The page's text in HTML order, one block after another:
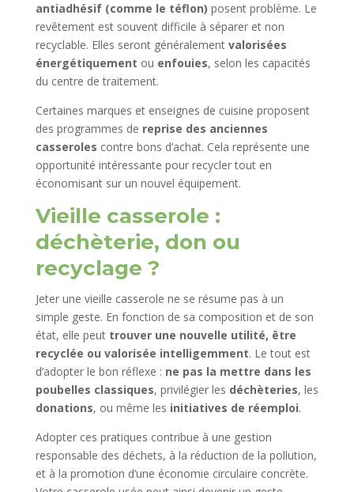
antiadhésif (comme le téflon) posent problème. Le
revêtement est souvent difficile à séparer et non
recyclable. Elles seront généralement valorisées
énergétiquement ou enfouies, selon les capacités
du centre de traitement.
Certaines marques et enseignes de cuisine proposent
des programmes de reprise des anciennes
casseroles contre bons d’achat. Cela représente une
opportunité intéressante pour recycler tout en
économisant sur un nouvel équipement.
Vieille casserole :
déchèterie, don ou
recyclage ?
Jeter une vieille casserole ne se résume pas à un
simple geste. En fonction de sa composition et de son
état, elle peut trouver une nouvelle utilité, être
recyclée ou valorisée intelligemment. Le tout est
d’adopter le bon réflexe : ne pas la mettre dans les
poubelles classiques, privilégier les déchèteries, les
donations, ou même les initiatives de réemploi.
Adopter ces pratiques contribue à une gestion
responsable des déchets, à la réduction de la pollution,
et à la promotion d’une économie circulaire concrète.